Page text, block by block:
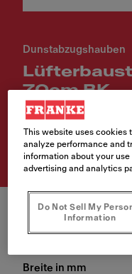
Dunstabzugshauben
70cm BK
Artikelnummer
305.0665.392
Breite in mm
This website uses cookies
analyze performance and
information about your
advertising and analytics
Do Not Sell My
Information